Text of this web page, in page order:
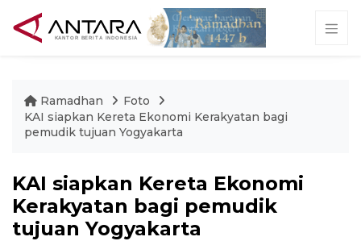
Ramadhan
Foto
KAI siapkan Kereta Ekonomi Kerakyatan bagi
pemudik tujuan Yogyakarta
KAI siapkan Kereta Ekonomi
Kerakyatan bagi pemudik
tujuan Yogyakarta